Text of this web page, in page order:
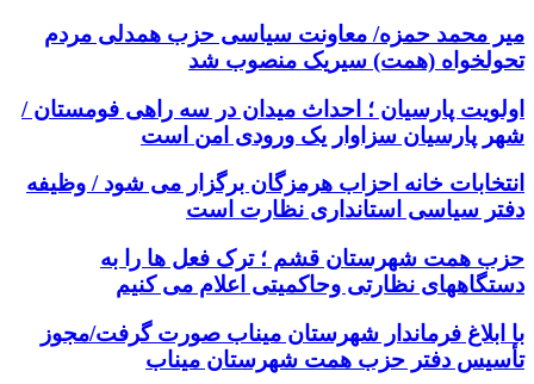
میر محمد حمزه/ معاونت سیاسی حزب همدلی مردم
تحولخواه (همت) سیریک منصوب شد
اولویت پارسیان ؛ احداث میدان در سه راهی فومستان /
شهر پارسیان سزاوار یک ورودی امن است
انتخابات خانه احزاب هرمزگان برگزار می شود / وظیفه
دفتر سیاسی استانداری نظارت است
حزب همت شهرستان قشم ؛ ترک فعل ها را به
دستگاههای نظارتی وحاکمیتی اعلام می کنیم
با ابلاغ فرماندار شهرستان میناب صورت گرفت/مجوز
تأسیس دفتر حزب همت شهرستان میناب